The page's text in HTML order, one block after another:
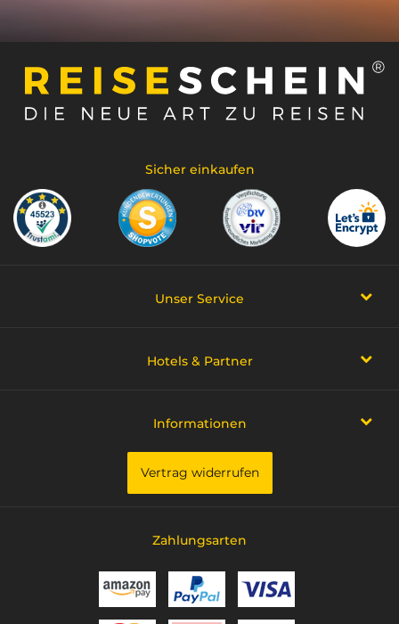
Sicher einkaufen
Unser Service
Hotels & Partner
Informationen
Vertrag widerrufen
Zahlungsarten